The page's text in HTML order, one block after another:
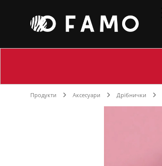
Продукти Аксесуари Дрібнички